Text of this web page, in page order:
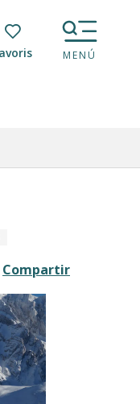
Voir les favoris
MENÚ
Compartir